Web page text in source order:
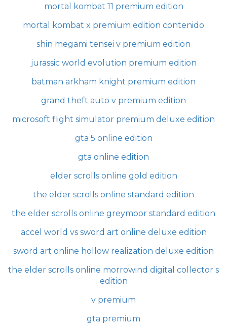
mortal kombat 11 premium edition
mortal kombat x premium edition contenido
shin megami tensei v premium edition
jurassic world evolution premium edition
batman arkham knight premium edition
grand theft auto v premium edition
microsoft flight simulator premium deluxe edition
gta 5 online edition
gta online edition
elder scrolls online gold edition
the elder scrolls online standard edition
the elder scrolls online greymoor standard edition
accel world vs sword art online deluxe edition
sword art online hollow realization deluxe edition
the elder scrolls online morrowind digital collector s
edition
v premium
gta premium